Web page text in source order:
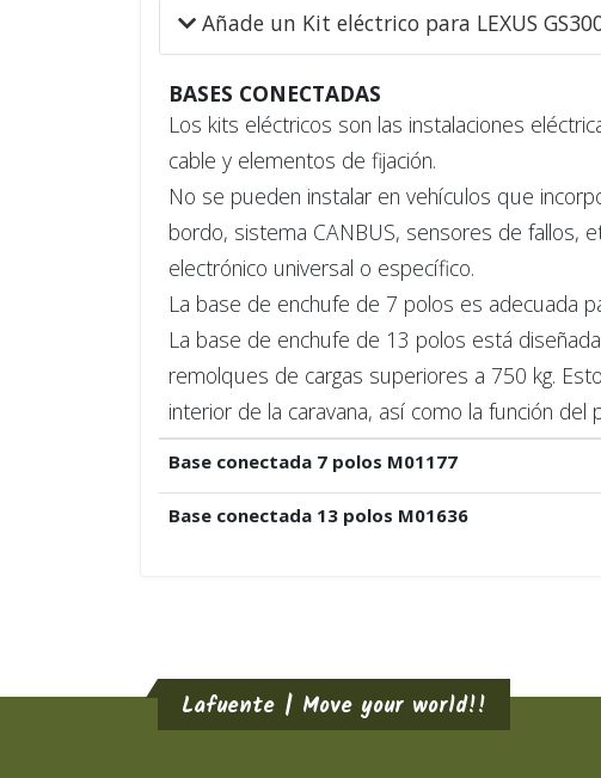
Añade un Kit eléctrico para LEXUS
BASES CONECTADAS
Los kits eléctricos son las instalaciones
cable y elementos de fijación.
No se pueden instalar en vehículos que
bordo, sistema CANBUS, sensores de fallos,
electrónico universal o específico.
La base de enchufe de 7 polos es adecuada
La base de enchufe de 13 polos está
remolques de cargas superiores a 750 kg.
interior de la caravana, así como la función del
Base conectada 7 polos M01177
Base conectada 13 polos M01636
Lafuente | Move your world!!